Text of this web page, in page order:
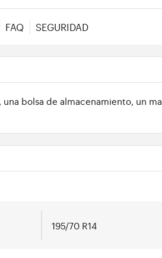
FAQ SEGURIDAD
bolsa de almacenamiento, un
195/70 R14